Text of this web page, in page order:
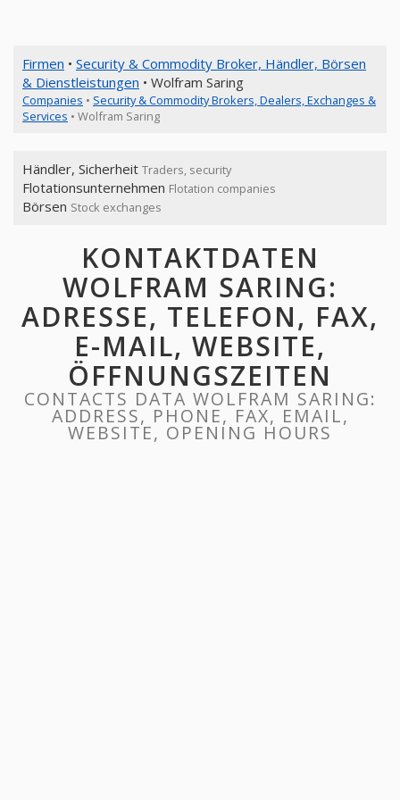
Firmen • Security & Commodity Broker, Händler, Börsen
& Dienstleistungen • Wolfram Saring
Companies • Security & Commodity Brokers, Dealers, Exchanges &
Services • Wolfram Saring
Händler, Sicherheit Traders, security
Flotationsunternehmen Flotation companies
Börsen Stock exchanges
KONTAKTDATEN
WOLFRAM SARING:
ADRESSE, TELEFON, FAX,
E-MAIL, WEBSITE,
ÖFFNUNGSZEITEN
CONTACTS DATA WOLFRAM SARING:
ADDRESS, PHONE, FAX, EMAIL,
WEBSITE, OPENING HOURS